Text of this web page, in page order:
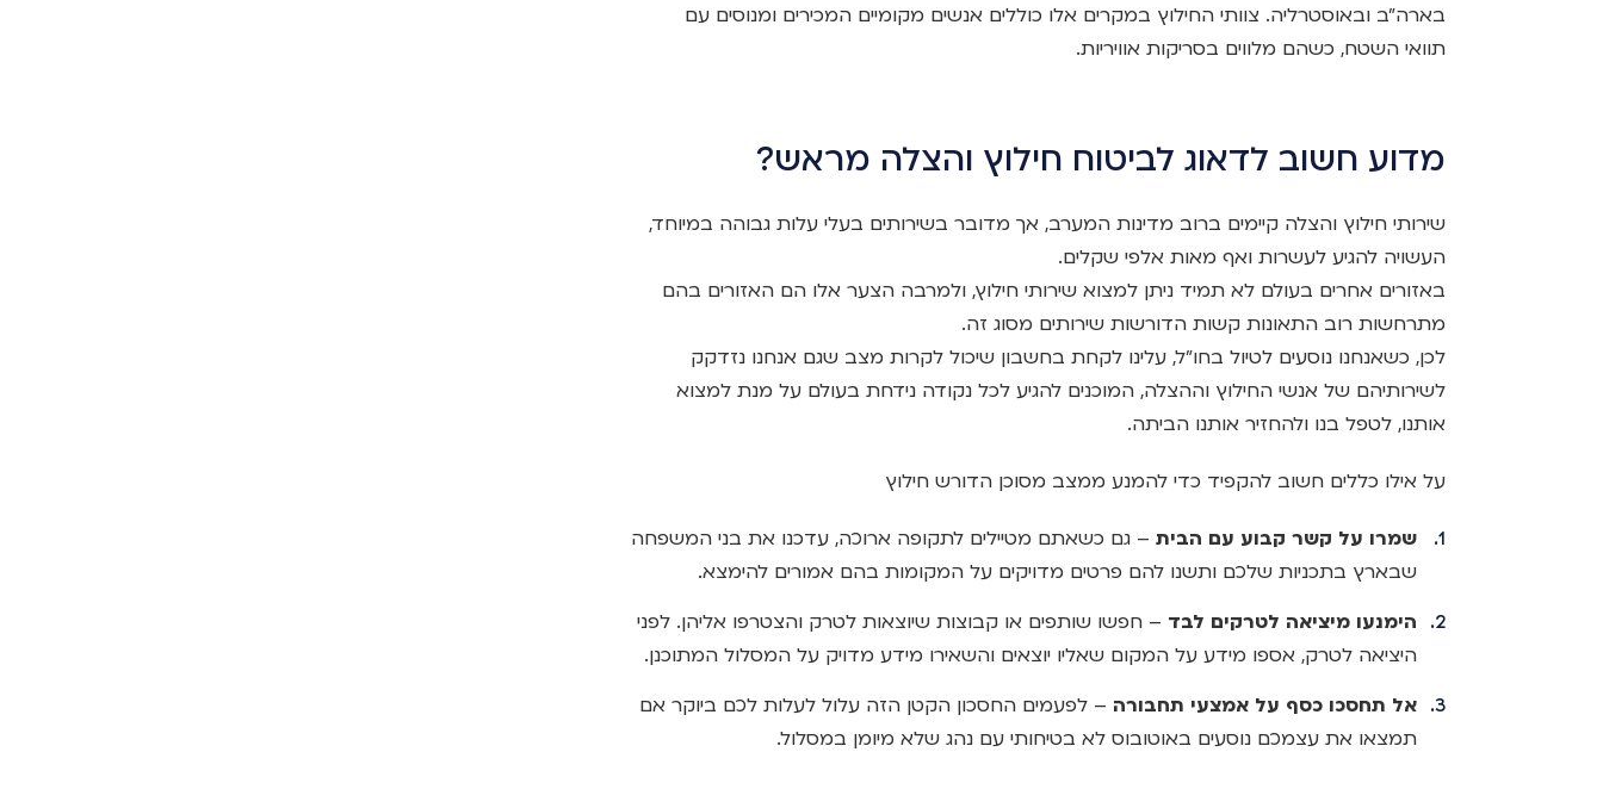
בארה"ב ובאוסטרליה. צוותי החילוץ במקרים אלו כוללים אנשים מקומיים המכירים ומנוסים עם
תוואי השטח, כשהם מלווים בסריקות אוויריות.
מדוע חשוב לדאוג לביטוח חילוץ והצלה מראש?
שירותי חילוץ והצלה קיימים ברוב מדינות המערב, אך מדובר בשירותים בעלי עלות גבוהה במיוחד,
העשויה להגיע לעשרות ואף מאות אלפי שקלים.
באזורים אחרים בעולם לא תמיד ניתן למצוא שירותי חילוץ, ולמרבה הצער אלו הם האזורים בהם
מתרחשות רוב התאונות קשות הדורשות שירותים מסוג זה.
לכן, כשאנחנו נוסעים לטיול בחו"ל, עלינו לקחת בחשבון שיכול לקרות מצב שגם אנחנו נזדקק
לשירותיהם של אנשי החילוץ וההצלה, המוכנים להגיע לכל נקודה נידחת בעולם על מנת למצוא
אותנו, לטפל בנו ולהחזיר אותנו הביתה.
על אילו כללים חשוב להקפיד כדי להמנע ממצב מסוכן הדורש חילוץ
שמרו על קשר קבוע עם הבית – גם כשאתם מטיילים לתקופה ארוכה, עדכנו את בני המשפחה
שבארץ בתכניות שלכם ותשנו להם פרטים מדויקים על המקומות בהם אמורים להימצא.
הימנעו מיציאה לטרקים לבד – חפשו שותפים או קבוצות שיוצאות לטרק והצטרפו אליהן. לפני
היציאה לטרק, אספו מידע על המקום שאליו יוצאים והשאירו מידע מדויק על המסלול המתוכנן.
אל תחסכו כסף על אמצעי תחבורה – לפעמים החסכון הקטן הזה עלול לעלות לכם ביוקר אם
תמצאו את עצמכם נוסעים באוטובוס לא בטיחותי עם נהג שלא מיומן במסלול.